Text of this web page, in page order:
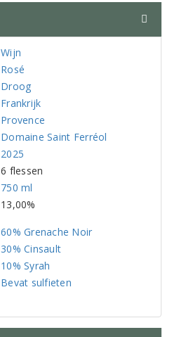
Wijn
Rosé
Droog
Frankrijk
Provence
Domaine Saint Ferréol
2025
6 flessen
750 ml
13,00%
60% Grenache Noir
30% Cinsault
10% Syrah
Bevat sulfieten